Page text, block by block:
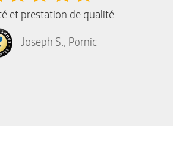
et prestation de qualité
Joseph S., Pornic